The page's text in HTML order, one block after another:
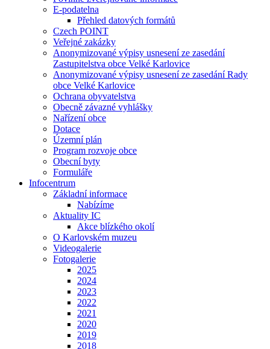
E-podatelna
Přehled datových formátů
Czech POINT
Veřejné zakázky
Anonymizované výpisy usnesení ze zasedání
Zastupitelstva obce Velké Karlovice
Anonymizované výpisy usnesení ze zasedání Rady
obce Velké Karlovice
Ochrana obyvatelstva
Obecně závazné vyhlášky
Nařízení obce
Dotace
Územní plán
Program rozvoje obce
Obecní byty
Formuláře
Infocentrum
Základní informace
Nabízíme
Aktuality IC
Akce blízkého okolí
O Karlovském muzeu
Videogalerie
Fotogalerie
2025
2024
2023
2022
2021
2020
2019
2018